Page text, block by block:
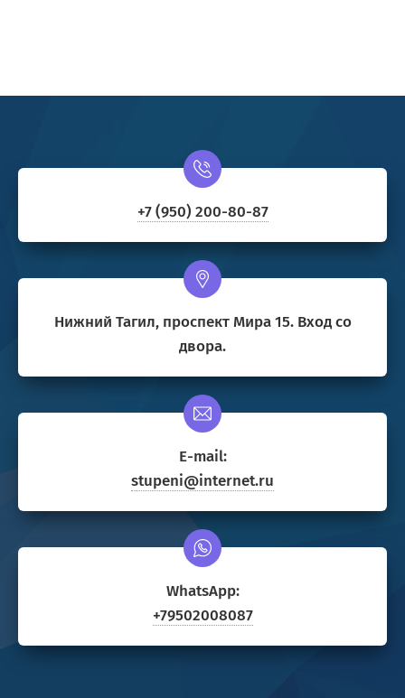
+7 (950) 200-80-87
Нижний Тагил, проспект Мира 15. Вход со
двора.
E-mail:
stupeni@internet.ru
WhatsApp:
+79502008087